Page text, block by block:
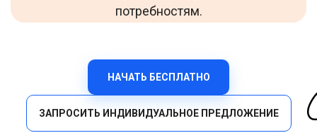
потребностям.
НАЧАТЬ БЕСПЛАТНО
ЗАПРОСИТЬ ИНДИВИДУАЛЬНОЕ ПРЕДЛОЖЕНИЕ